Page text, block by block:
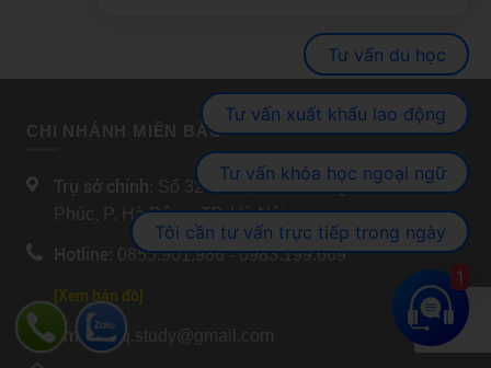
CHI NHÁNH MIỀN BẮC
Trụ sở chính: Số 32TT4A, KĐT Văn Quán - Yên
Phúc, P. Hà Đông, TP. Hà Nội.
Hotline: 0855.901.986 - 0983.199.669
[Xem bản đồ]
Email:trq.study@gmail.com
Tư vấn du học
Tư vấn xuất khẩu lao động
Tư vấn khóa học ngoại ngữ
Tôi cần tư vấn trực tiếp trong ngày
1